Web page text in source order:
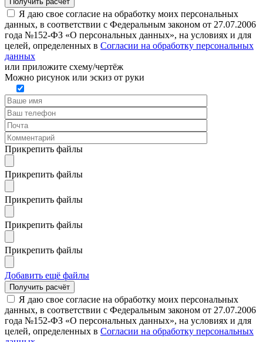
Я даю свое согласие на обработку моих персональных
данных, в соответствии с Федеральным законом от 27.07.2006
года №152-ФЗ «О персональных данных», на условиях и для
целей, определенных в Согласии на обработку персональных
данных
или приложите схему/чертёж
Можно рисунок или эскиз от руки
Прикрепить файлы
Прикрепить файлы
Прикрепить файлы
Прикрепить файлы
Прикрепить файлы
Добавить ещё файлы
Я даю свое согласие на обработку моих персональных
данных, в соответствии с Федеральным законом от 27.07.2006
года №152-ФЗ «О персональных данных», на условиях и для
целей, определенных в Согласии на обработку персональных